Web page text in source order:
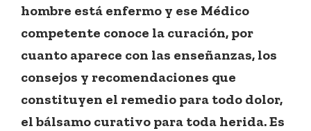
hombre está enfermo y ese Médico
competente conoce la curación, por
cuanto aparece con las enseñanzas, los
consejos y recomendaciones que
constituyen el remedio para todo dolor,
el bálsamo curativo para toda herida. Es